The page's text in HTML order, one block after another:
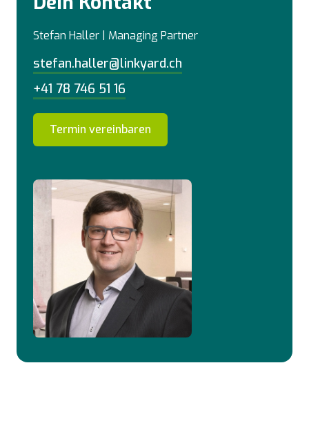
Stefan Haller | Managing Partner
stefan.haller@linkyard.ch
+41 78 746 51 16
Termin vereinbaren